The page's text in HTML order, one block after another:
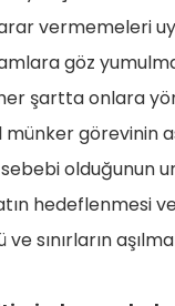
vermemeleri
göz
şartta onlara
görevinin
olduğunun
hedeflenmesi
sınırların